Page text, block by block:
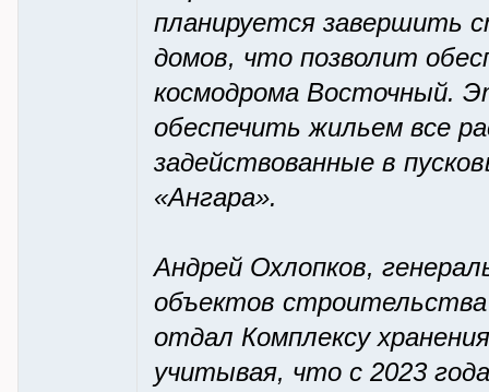
планируется завершить
домов, что позволит
космодрома Восточный.
обеспечить жильем все
задействованные в
«Ангара».
Андрей Охлопков,
объектов
отдал Комплексу
учитывая, что с 2023